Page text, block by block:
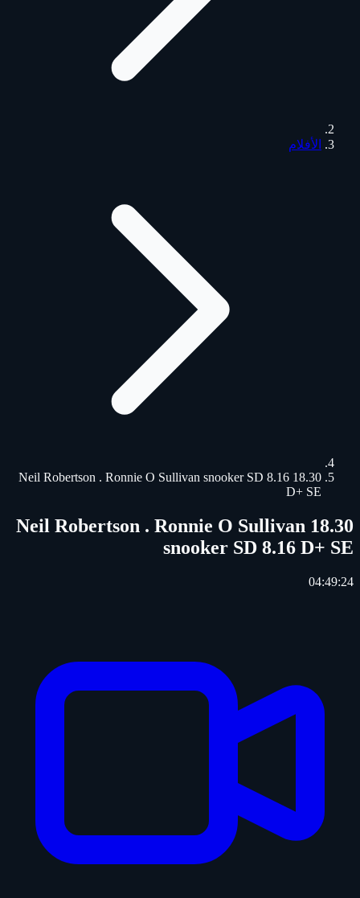
الأفلام
18.30 Neil Robertson . Ronnie O Sullivan snooker SD 8.16
D+ SE
18.30 Neil Robertson . Ronnie O Sullivan
snooker SD 8.16 D+ SE
04:49:24